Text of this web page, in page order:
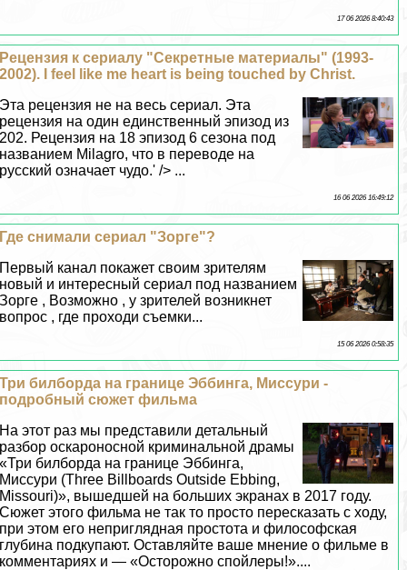
17 06 2026 8:40:43
Рецензия к сериалу "Секретные материалы" (1993-
2002). I feel like me heart is being touched by Christ.
Эта рецензия не на весь сериал. Эта
рецензия на один единственный эпизод из
202. Рецензия на 18 эпизод 6 сезона под
названием Milagro, что в переводе на
русский означает чудо.' /> ...
16 06 2026 16:49:12
Где снимали сериал "Зорге"?
Первый канал покажет своим зрителям
новый и интересный сериал под названием
Зорге , Возможно , у зрителей возникнет
вопрос , где проходи съемки...
15 06 2026 0:58:35
Три билборда на границе Эббинга, Миссури -
подробный сюжет фильма
На этот раз мы представили детальный
разбор оскароносной криминальной драмы
«Три билборда на границе Эббинга,
Миссури (Three Billboards Outside Ebbing,
Missouri)», вышедшей на больших экранах в 2017 году.
Сюжет этого фильма не так то просто пересказать с ходу,
при этом его неприглядная простота и философская
глубина подкупают. Оставляйте ваше мнение о фильме в
комментариях и — «Осторожно спойлеры!»....